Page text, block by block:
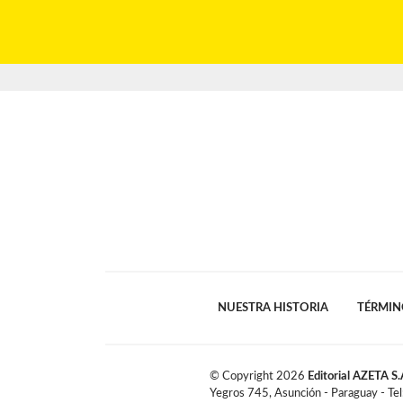
NUESTRA HISTORIA
© Copyright 2026 Editorial AZETA
Yegros 745, Asunción - Paraguay -